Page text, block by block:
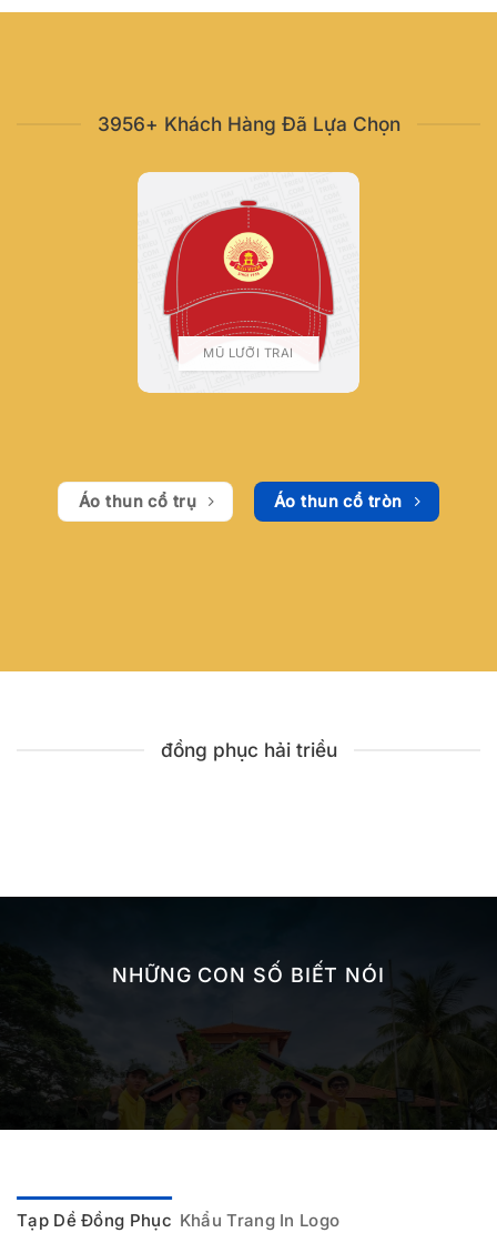
3956+ Khách Hàng Đã Lựa Chọn
MŨ LƯỠI TRAI
Áo thun cổ trụ Áo thun cổ tròn
đồng phục hải triều
NHỮNG CON SỐ BIẾT NÓI
Tạp Dề Đồng Phục Khẩu Trang In Logo